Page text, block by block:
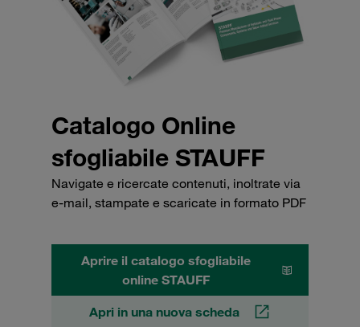
Catalogo Online
sfogliabile STAUFF
Navigate e ricercate contenuti, inoltrate via
e-mail, stampate e scaricate in formato PDF
Aprire il catalogo sfogliabile
online STAUFF
Apri in una nuova scheda